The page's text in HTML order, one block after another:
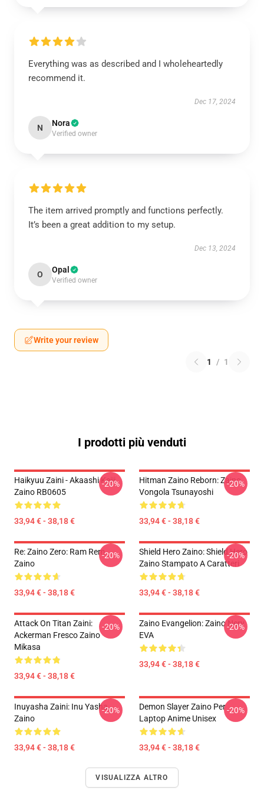
Everything was as described and I wholeheartedly
recommend it.
Dec 17, 2024
N Nora
Verified owner
The item arrived promptly and functions perfectly.
It’s been a great addition to my setup.
Dec 13, 2024
O Opal
Verified owner
Write your review
1 / 1
I prodotti più venduti
Haikyuu Zaini - Akaashi Keiji
Zaino RB0605
33,94 € - 38,18 €
-20%
Hitman Zaino Reborn: Zaino
Vongola Tsunayoshi
33,94 € - 38,18 €
-20%
Re: Zaino Zero: Ram Rem
Zaino
33,94 € - 38,18 €
-20%
Shield Hero Zaino: Shield Hero
Zaino Stampato A Caratteri
33,94 € - 38,18 €
-20%
Attack On Titan Zaini:
Ackerman Fresco Zaino
Mikasa
33,94 € - 38,18 €
-20%
Zaino Evangelion: Zaino Nerv
EVA
33,94 € - 38,18 €
-20%
Inuyasha Zaini: Inu Yasha
Zaino
33,94 € - 38,18 €
-20%
Demon Slayer Zaino Per
Laptop Anime Unisex
33,94 € - 38,18 €
-20%
VISUALIZZA ALTRO